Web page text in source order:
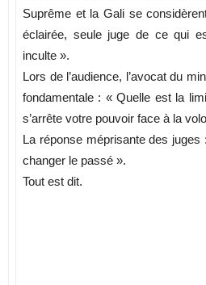
Suprême et la Gali se
éclairée, seule juge de ce qui
inculte ».
Lors de l’audience, l’avocat du
fondamentale : « Quelle est la
s’arrête votre pouvoir face à la
La réponse méprisante des
changer le passé ».
Tout est dit.